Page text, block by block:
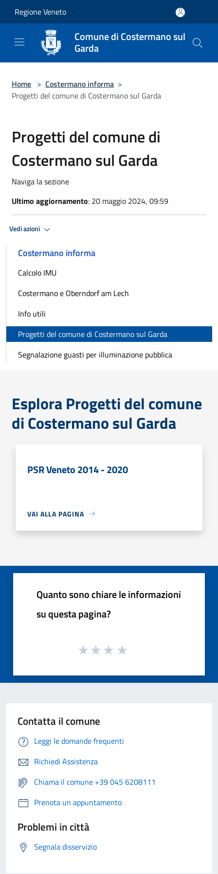
Regione Veneto
Comune di Costermano sul
Garda
Home > Costermano informa >
Progetti del comune di Costermano sul Garda
Progetti del comune di
Costermano sul Garda
Naviga la sezione
Ultimo aggiornamento: 20 maggio 2024, 09:59
Vedi azioni
Costermano informa
Calcolo IMU
Costermano e Oberndorf am Lech
Info utili
Progetti del comune di Costermano sul Garda
Segnalazione guasti per illuminazione pubblica
Esplora Progetti del comune
di Costermano sul Garda
PSR Veneto 2014 - 2020
VAI ALLA PAGINA
Quanto sono chiare le informazioni
su questa pagina?
Contatta il comune
Leggi le domande frequenti
Richiedi Assistenza
Chiama il comune +39 045 6208111
Prenota un appuntamento
Problemi in città
Segnala disservizio